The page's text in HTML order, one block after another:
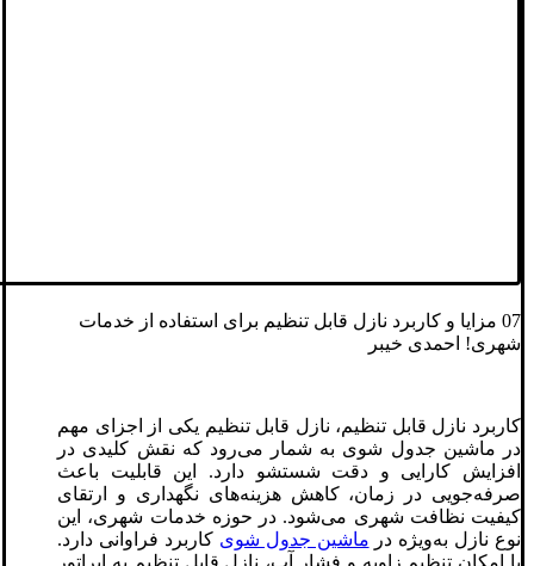
07 مزایا و کاربرد نازل قابل تنظیم برای استفاده از خدمات
شهری! احمدی خیبر
کاربرد نازل قابل تنظیم، نازل قابل تنظیم یکی از اجزای مهم
در ماشین جدول شوی به شمار می‌رود که نقش کلیدی در
افزایش کارایی و دقت شستشو دارد. این قابلیت باعث
صرفه‌جویی در زمان، کاهش هزینه‌های نگهداری و ارتقای
کیفیت نظافت شهری می‌شود. در حوزه خدمات شهری، این
نوع نازل به‌ویژه در ماشین جدول شوی کاربرد فراوانی دارد.